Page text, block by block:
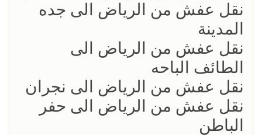
نقل عفش من الرياض الى جده
المدينة
نقل عفش من الرياض الى
الطائف الباحه
نقل عفش من الرياض الى نجران
نقل عفش من الرياض الى حفر
الباطن